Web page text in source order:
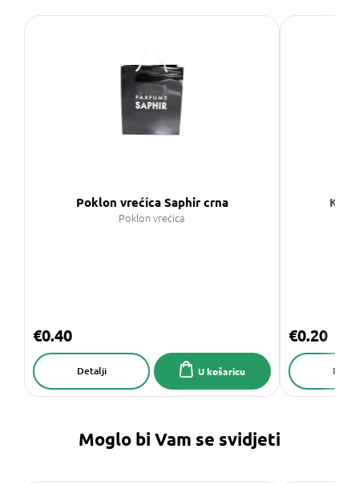
Poklon vrećíca Saphir crna
Poklon vrećica
€0.40
U košaricu
Detalji
€0.20
Moglo bi Vam se svidjeti